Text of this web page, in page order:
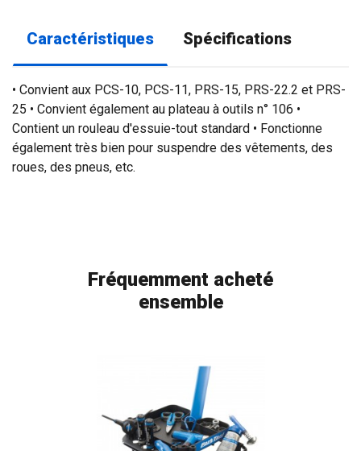
Caractéristiques Spécifications
• Convient aux PCS-10, PCS-11, PRS-15, PRS-22.2 et PRS-
25 • Convient également au plateau à outils n° 106 •
Contient un rouleau d'essuie-tout standard • Fonctionne
également très bien pour suspendre des vêtements, des
roues, des pneus, etc.
Fréquemment acheté
ensemble